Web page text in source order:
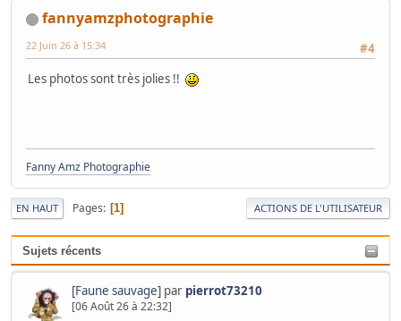
fannyamzphotographie
#4
22 Juin 26 à 15:34
Les photos sont très jolies !!
Fanny Amz Photographie
EN HAUT Pages 1 ACTIONS DE L'UTILISATEUR
Sujets récents
[Faune sauvage] par pierrot73210
[06 Août 26 à 22:32]